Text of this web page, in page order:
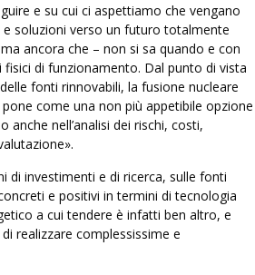
e su cui ci aspettiamo che vengano
soluzioni verso un futuro totalmente
ancora che – non si sa quando e con
di funzionamento. Dal punto di vista
fonti rinnovabili, la fusione nucleare
come una non più appetibile opzione
nell’analisi dei rischi, costi,
di investimenti e di ricerca, sulle fonti
e positivi in termini di tecnologia
a cui tendere è infatti ben altro, e
realizzare complessissime e